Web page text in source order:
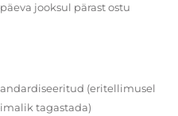
jooksul pärast ostu
(eritellimusel
tagastada)